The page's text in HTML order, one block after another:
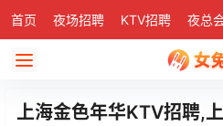
首页 夜场招聘 KTV招聘 夜总
上海金色年华KTV招聘,